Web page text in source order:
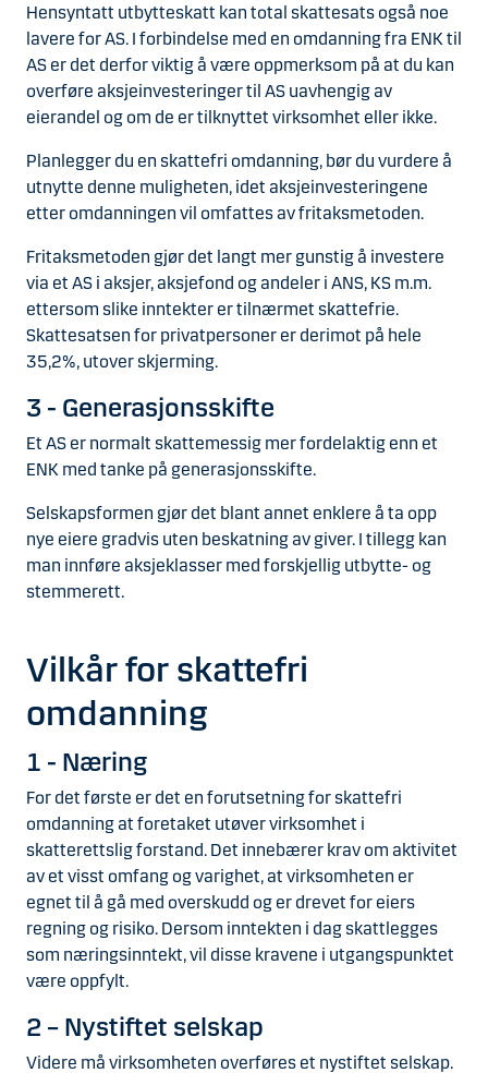
Hensyntatt utbytteskatt kan total skattesats også noe
lavere for AS. I forbindelse med en omdanning fra ENK til
AS er det derfor viktig å være oppmerksom på at du kan
overføre aksjeinvesteringer til AS uavhengig av
eierandel og om de er tilknyttet virksomhet eller ikke.
Planlegger du en skattefri omdanning, bør du vurdere å
utnytte denne muligheten, idet aksjeinvesteringene
etter omdanningen vil omfattes av fritaksmetoden.
Fritaksmetoden gjør det langt mer gunstig å investere
via et AS i aksjer, aksjefond og andeler i ANS, KS m.m.
ettersom slike inntekter er tilnærmet skattefrie.
Skattesatsen for privatpersoner er derimot på hele
35,2%, utover skjerming.
3 - Generasjonsskifte
Et AS er normalt skattemessig mer fordelaktig enn et
ENK med tanke på generasjonsskifte.
Selskapsformen gjør det blant annet enklere å ta opp
nye eiere gradvis uten beskatning av giver. I tillegg kan
man innføre aksjeklasser med forskjellig utbytte- og
stemmerett.
Vilkår for skattefri
omdanning
1 - Næring
For det første er det en forutsetning for skattefri
omdanning at foretaket utøver virksomhet i
skatterettslig forstand. Det innebærer krav om aktivitet
av et visst omfang og varighet, at virksomheten er
egnet til å gå med overskudd og er drevet for eiers
regning og risiko. Dersom inntekten i dag skattlegges
som næringsinntekt, vil disse kravene i utgangspunktet
være oppfylt.
2 – Nystiftet selskap
Videre må virksomheten overføres et nystiftet selskap.